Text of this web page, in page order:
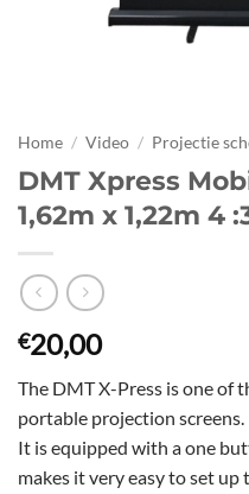
Home / Video / Projectie
DMT Xpress
1,62m x 1,22m 4
€20,00
The DMT X-Press is one of
portable projection screens.
It is equipped with a one
makes it very easy to set up